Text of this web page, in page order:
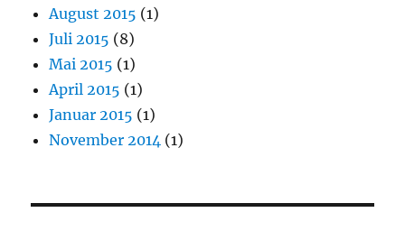
August 2015 (1)
Juli 2015 (8)
Mai 2015 (1)
April 2015 (1)
Januar 2015 (1)
November 2014 (1)